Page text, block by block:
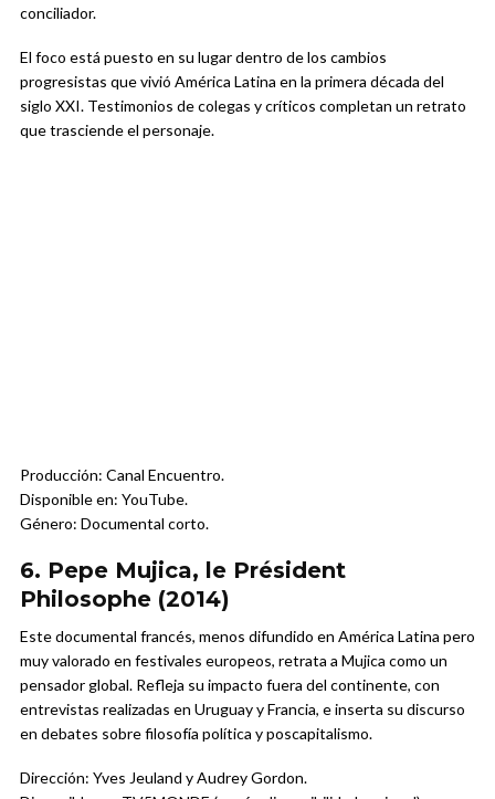
conciliador.
El foco está puesto en su lugar dentro de los cambios
progresistas que vivió América Latina en la primera década del
siglo XXI. Testimonios de colegas y críticos completan un retrato
que trasciende el personaje.
Producción: Canal Encuentro.
Disponible en: YouTube.
Género: Documental corto.
6. Pepe Mujica, le Président
Philosophe (2014)
Este documental francés, menos difundido en América Latina pero
muy valorado en festivales europeos, retrata a Mujica como un
pensador global. Refleja su impacto fuera del continente, con
entrevistas realizadas en Uruguay y Francia, e inserta su discurso
en debates sobre filosofía política y poscapitalismo.
Dirección: Yves Jeuland y Audrey Gordon.